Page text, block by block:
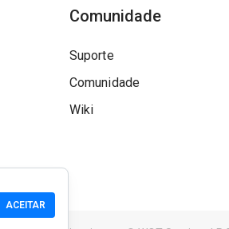
Comunidade
Suporte
Comunidade
Wiki
ACEITAR